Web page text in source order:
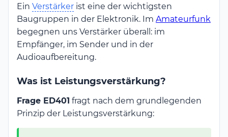
Ein Verstärker ist eine der wichtigsten
Baugruppen in der Elektronik. Im Amateurfunk
begegnen uns Verstärker überall: im
Empfänger, im Sender und in der
Audioaufbereitung.
Was ist Leistungsverstärkung?
Frage ED401 fragt nach dem grundlegenden
Prinzip der Leistungsverstärkung: